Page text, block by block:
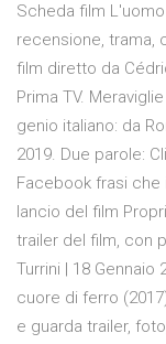
Scheda film
recensione, trama,
film diretto da
Prima TV.
genio italiano: da
2019. Due parole:
Facebook frasi
lancio del film
trailer del film, con
Turrini | 18 Gennaio
cuore di ferro
e guarda trailer,